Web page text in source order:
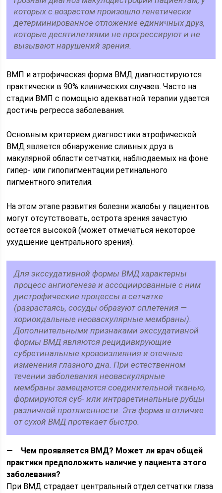
которых с возрастом произошло генетически
детерминированное отложение единичных друз,
которые десятилетиями не прогрессируют и не
вызывают нарушений зрения.
ВМП и атрофическая форма ВМД диагностируются
практически в 90% клинических случаев. Часто на
стадии ВМП с помощью адекватной терапии удается
достичь регресса заболевания.
Основным критерием диагностики атрофической
ВМД является обнаружение сливных друз в
макулярной области сетчатки, наблюдаемых на фоне
гипер- или гипопигментации ретинального
пигментного эпителия.
На этом этапе развития болезни жалобы у пациентов
могут отсутствовать, острота зрения зачастую
остается высокой (может отмечаться некоторое
ухудшение центрального зрения).
Для экссудативной формы ВМД характерны
процесс ангиогенеза и ассоциированные с ним
дистрофические процессы в сетчатке
(разрастаясь, сосуды образуют сплетения —
хориоидальные неоваскулярные мембраны).
Дополнительными признаками экссудативной
формы ВМД являются рецидивирующие
субретинальные кровоизлияния и отечные
изменения глазного дна. При естественном
течении заболевания неоваскулярные
мембраны замещаются соединительной тканью,
формируются суб- или интраретинапьные рубцы
различной протяженности. Эта форма в отличие
от сухой ВМД протекает быстро.
— Чем проявляется ВМД? Может ли врач общей
практики предположить наличие у пациента этого
заболевания?
При ВМД страдает центральный отдел сетчатки глаза